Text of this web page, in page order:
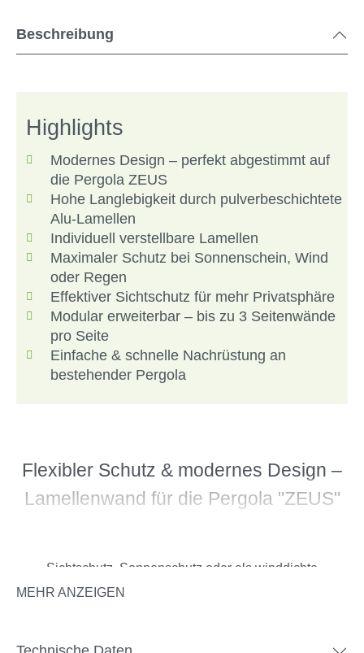
Beschreibung
Highlights
Modernes Design – perfekt abgestimmt auf
die Pergola ZEUS
Hohe Langlebigkeit durch pulverbeschichtete
Alu-Lamellen
Individuell verstellbare Lamellen
Maximaler Schutz bei Sonnenschein, Wind
oder Regen
Effektiver Sichtschutz für mehr Privatsphäre
Modular erweiterbar – bis zu 3 Seitenwände
pro Seite
Einfache & schnelle Nachrüstung an
bestehender Pergola
Flexibler Schutz & modernes Design –
Lamellenwand für die Pergola "ZEUS"
Sichtschutz, Sonnenschutz oder als winddichte
Seitenwand – sie passt sich allen Bedürfnissen an.
Hohe Windbeständigkeit und Schutz vor verschiedenen
MEHR ANZEIGEN